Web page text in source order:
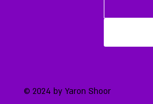
© 2024 by Yaron Shoor